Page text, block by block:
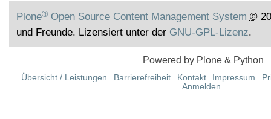
Plone®Open Source Content Management System ©
und Freunde. Lizensiert unter der GNU-GPL-Lizenz.
Powered by Plone & Python
Übersicht / Leistungen Barrierefreiheit Kontakt Impressum
Anmelden